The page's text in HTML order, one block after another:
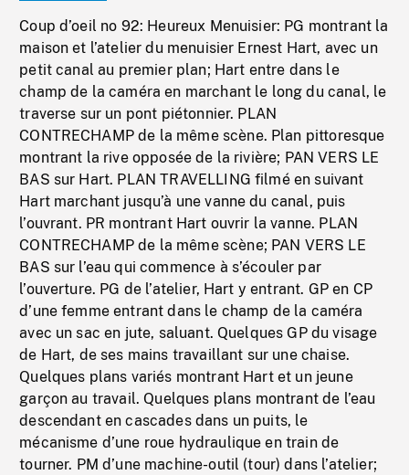
Coup d’oeil no 92: Heureux Menuisier: PG montrant la
maison et l’atelier du menuisier Ernest Hart, avec un
petit canal au premier plan; Hart entre dans le
champ de la caméra en marchant le long du canal, le
traverse sur un pont piétonnier. PLAN
CONTRECHAMP de la même scène. Plan pittoresque
montrant la rive opposée de la rivière; PAN VERS LE
BAS sur Hart. PLAN TRAVELLING filmé en suivant
Hart marchant jusqu’à une vanne du canal, puis
l’ouvrant. PR montrant Hart ouvrir la vanne. PLAN
CONTRECHAMP de la même scène; PAN VERS LE
BAS sur l’eau qui commence à s’écouler par
l’ouverture. PG de l’atelier, Hart y entrant. GP en CP
d’une femme entrant dans le champ de la caméra
avec un sac en jute, saluant. Quelques GP du visage
de Hart, de ses mains travaillant sur une chaise.
Quelques plans variés montrant Hart et un jeune
garçon au travail. Quelques plans montrant de l’eau
descendant en cascades dans un puits, le
mécanisme d’une roue hydraulique en train de
tourner. PM d’une machine-outil (tour) dans l’atelier;